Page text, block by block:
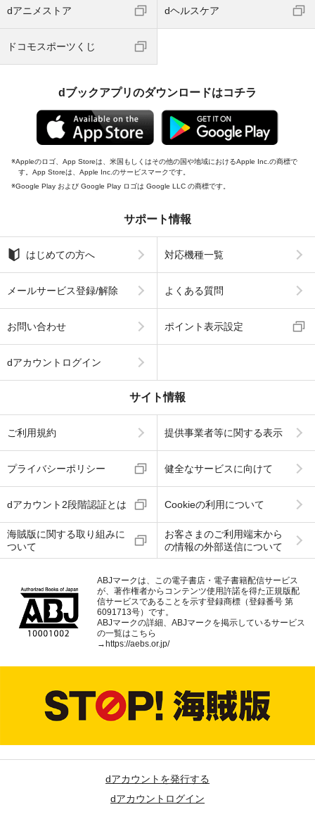
dアニメストア dヘルスケア
ドコモスポーツくじ
dブックアプリのダウンロードはコチラ
Appleのロゴ、App Storeは、米国もしくはその他の国や地域におけるApple Inc.の商標で
す。App Storeは、Apple Inc.のサービスマークです。
Google Play および Google Play ロゴは Google LLC の商標です。
サポート情報
はじめての方へ 対応機種一覧
メールサービス登録/解除 よくある質問
お問い合わせ ポイント表示設定
dアカウントログイン
サイト情報
ご利用規約 提供事業者等に関する表示
プライバシーポリシー 健全なサービスに向けて
dアカウント2段階認証とは Cookieの利用について
海賊版に関する取り組みに
ついて
お客さまのご利用端末から
の情報の外部送信について
ABJマークは、この電子書店・電子書籍配信サービス
が、著作権者からコンテンツ使用許諾を得た正規版配
信サービスであることを示す登録商標（登録番号 第
6091713号）です。
ABJマークの詳細、ABJマークを掲示しているサービス
の一覧はこちら
→https://aebs.or.jp/
dアカウントを発行する
dアカウントログイン